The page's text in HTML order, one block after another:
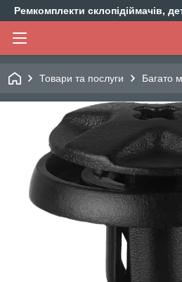
Ремкомплекти склопідіймачів,
Товари та послуги Багато